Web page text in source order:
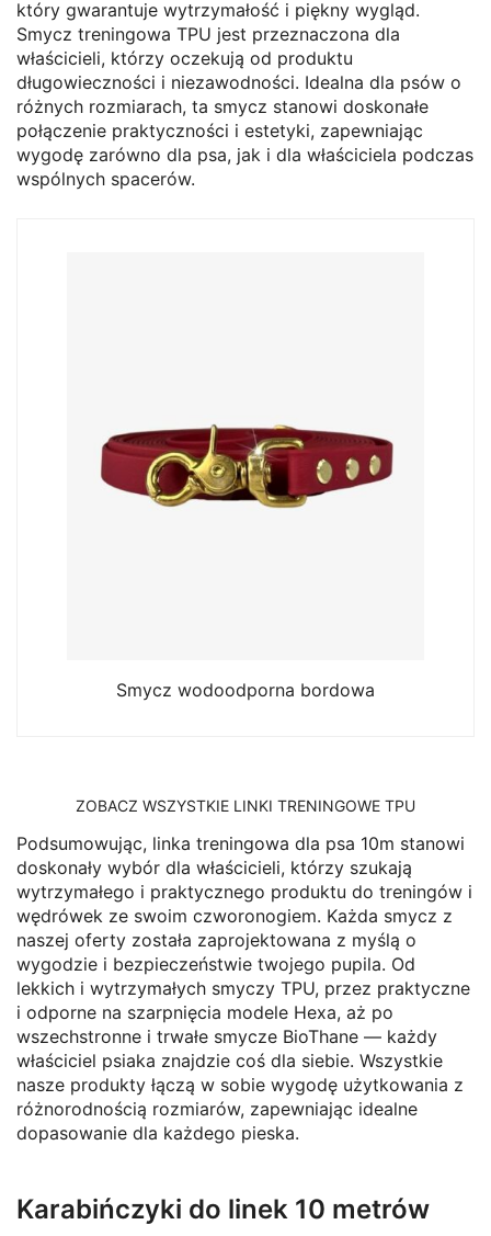
który gwarantuje wytrzymałość i piękny wygląd.
Smycz treningowa TPU jest przeznaczona dla
właścicieli, którzy oczekują od produktu
długowieczności i niezawodności. Idealna dla psów o
różnych rozmiarach, ta smycz stanowi doskonałe
połączenie praktyczności i estetyki, zapewniając
wygodę zarówno dla psa, jak i dla właściciela podczas
wspólnych spacerów.
Smycz wodoodporna bordowa
ZOBACZ WSZYSTKIE LINKI TRENINGOWE TPU
Podsumowując, linka treningowa dla psa 10m stanowi
doskonały wybór dla właścicieli, którzy szukają
wytrzymałego i praktycznego produktu do treningów i
wędrówek ze swoim czworonogiem. Każda smycz z
naszej oferty została zaprojektowana z myślą o
wygodzie i bezpieczeństwie twojego pupila. Od
lekkich i wytrzymałych smyczy TPU, przez praktyczne
i odporne na szarpnięcia modele Hexa, aż po
wszechstronne i trwałe smycze BioThane — każdy
właściciel psiaka znajdzie coś dla siebie. Wszystkie
nasze produkty łączą w sobie wygodę użytkowania z
różnorodnością rozmiarów, zapewniając idealne
dopasowanie dla każdego pieska.
Karabińczyki do linek 10 metrów